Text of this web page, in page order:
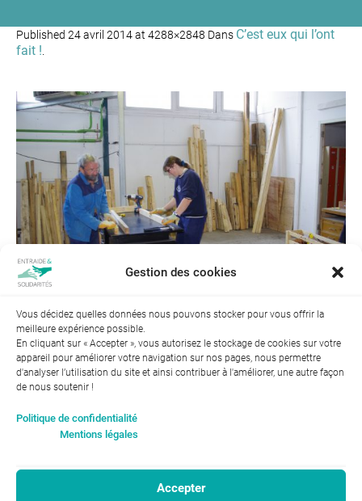
Gestion des cookies
Vous décidez quelles données nous pouvons stocker pour vous offrir la
meilleure expérience possible.
En cliquant sur « Accepter », vous autorisez le stockage de cookies sur votre
appareil pour améliorer votre navigation sur nos pages, nous permettre
d'analyser l’utilisation du site et ainsi contribuer à l'améliorer, une autre façon
de nous soutenir !
Politique de confidentialité
Mentions légales
Accepter
Published 24 avril 2014at 4288×2848 Dans C’est eux qui l’ont
fait !
← Précédent
femmes : 94